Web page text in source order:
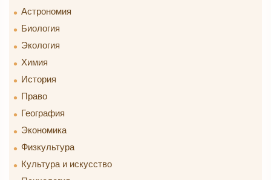
Астрономия
Биология
Экология
Химия
История
Право
География
Экономика
Физкультура
Культура и искусство